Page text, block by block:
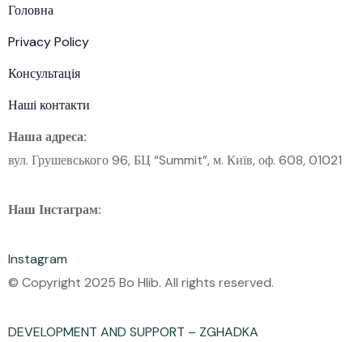
Головна
Privacy Policy
Консультація
Наші контакти
Наша адреса:
вул. Грушевського 96, БЦ “Summit”, м. Київ, оф. 608, 01021
Наш Інстаграм:
Instagram
© Copyright 2025 Bo Hlib. All rights reserved.
DEVELOPMENT AND SUPPORT – ZGHADKA